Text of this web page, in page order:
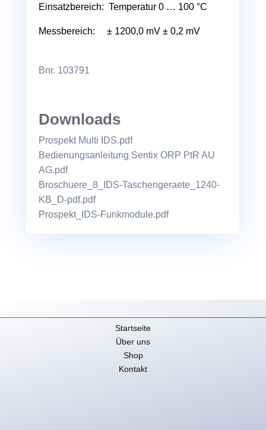
Einsatzbereich: Temperatur 0 … 100 °C
Messbereich: ± 1200,0 mV ± 0,2 mV
Bnr. 103791
Downloads
Prospekt Multi IDS.pdf
Bedienungsanleitung Sentix ORP PtR AU
AG.pdf
Broschuere_8_IDS-Taschengeraete_1240-
KB_D-pdf.pdf
Prospekt_IDS-Funkmodule.pdf
Startseite
Über uns
Shop
Kontakt